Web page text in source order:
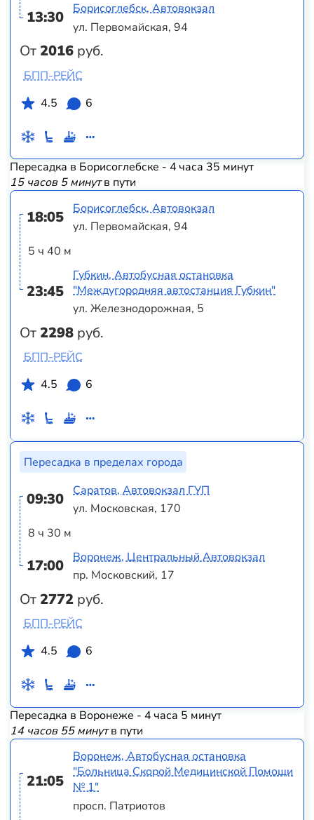
13:30
От2016 руб.
Борисоглебск, Автовокзал
ул. Первомайская, 94
БПП-РЕЙС
4.5
6
Пересадка в Борисоглебске - 4 часа 35 минут
15 часов 5 минутв пути
18:05
5 ч 40 м
23:45
От2298 руб.
Борисоглебск, Автовокзал
ул. Первомайская, 94
Губкин, Автобусная остановка
"Междугородняя автостанция Губкин"
ул. Железнодорожная, 5
БПП-РЕЙС
4.5
6
Пересадка в пределах города
09:30
8 ч 30 м
17:00
От2772 руб.
Саратов, Автовокзал ГУП
ул. Московская, 170
Воронеж, Центральный Автовокзал
пр. Московский, 17
БПП-РЕЙС
4.5
6
Пересадка в Воронеже - 4 часа 5 минут
14 часов 55 минутв пути
21:05
Воронеж, Автобусная остановка
"Больница Скорой Медицинской Помощи
№ 1"
просп. Патриотов